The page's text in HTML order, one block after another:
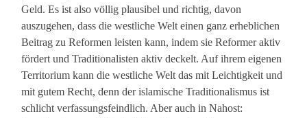
Geld. Es ist also völlig plausibel und richtig, davon
auszugehen, dass die westliche Welt einen ganz erheblichen
Beitrag zu Reformen leisten kann, indem sie Reformer aktiv
fördert und Traditionalisten aktiv deckelt. Auf ihrem eigenen
Territorium kann die westliche Welt das mit Leichtigkeit und
mit gutem Recht, denn der islamische Traditionalismus ist
schlicht verfassungsfeindlich. Aber auch in Nahost: